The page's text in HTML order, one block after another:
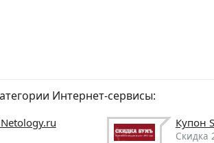
Интернет-сервисы:
Купон
Скидка